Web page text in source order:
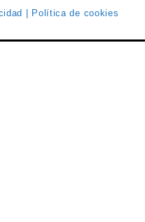
| Política de cookies